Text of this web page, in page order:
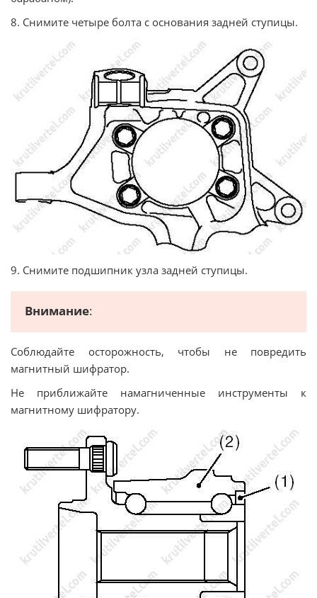
8. Снимите четыре болта с основания задней ступицы.
9. Снимите подшипник узла задней ступицы.
Внимание:
Соблюдайте осторожность, чтобы не повредить
магнитный шифратор.
Не приближайте намагниченные инструменты к
магнитному шифратору.